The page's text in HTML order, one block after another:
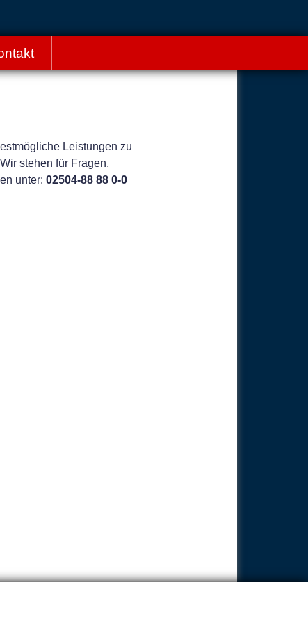
Leistungen zu
stehen für Fragen,
unter: 02504-88 88 0-0